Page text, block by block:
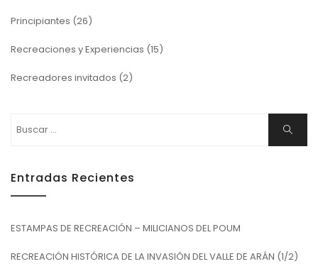
Principiantes (26)
Recreaciones y Experiencias (15)
Recreadores invitados (2)
Buscar
Entradas Recientes
ESTAMPAS DE RECREACIÓN – MILICIANOS DEL POUM
RECREACIÓN HISTÓRICA DE LA INVASIÓN DEL VALLE DE ARÁN (1/2)